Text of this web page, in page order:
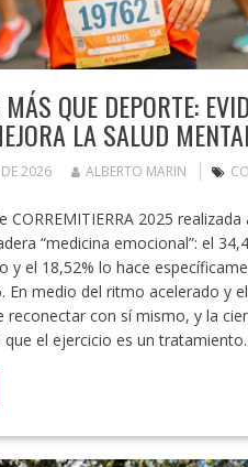
QUE DEPORTE:
LA SALUD
2026 ALBERTO MARIN
CORREMITIERRA 2025
“medicina emocional”: el
y el 18,52% lo hace
En medio del ritmo acelerado y
con sí mismo, y la
que el ejercicio es un